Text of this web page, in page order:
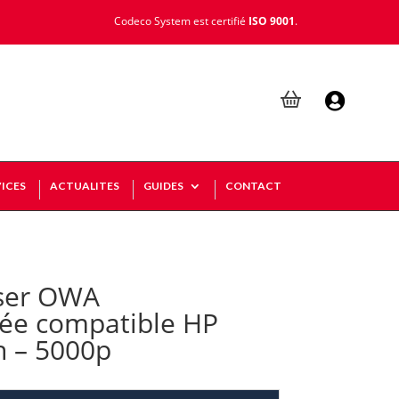
Codeco System est certifié ISO 9001.

ACTUALITES GUIDES CONTACT
OWA
compatible HP
– 5000p